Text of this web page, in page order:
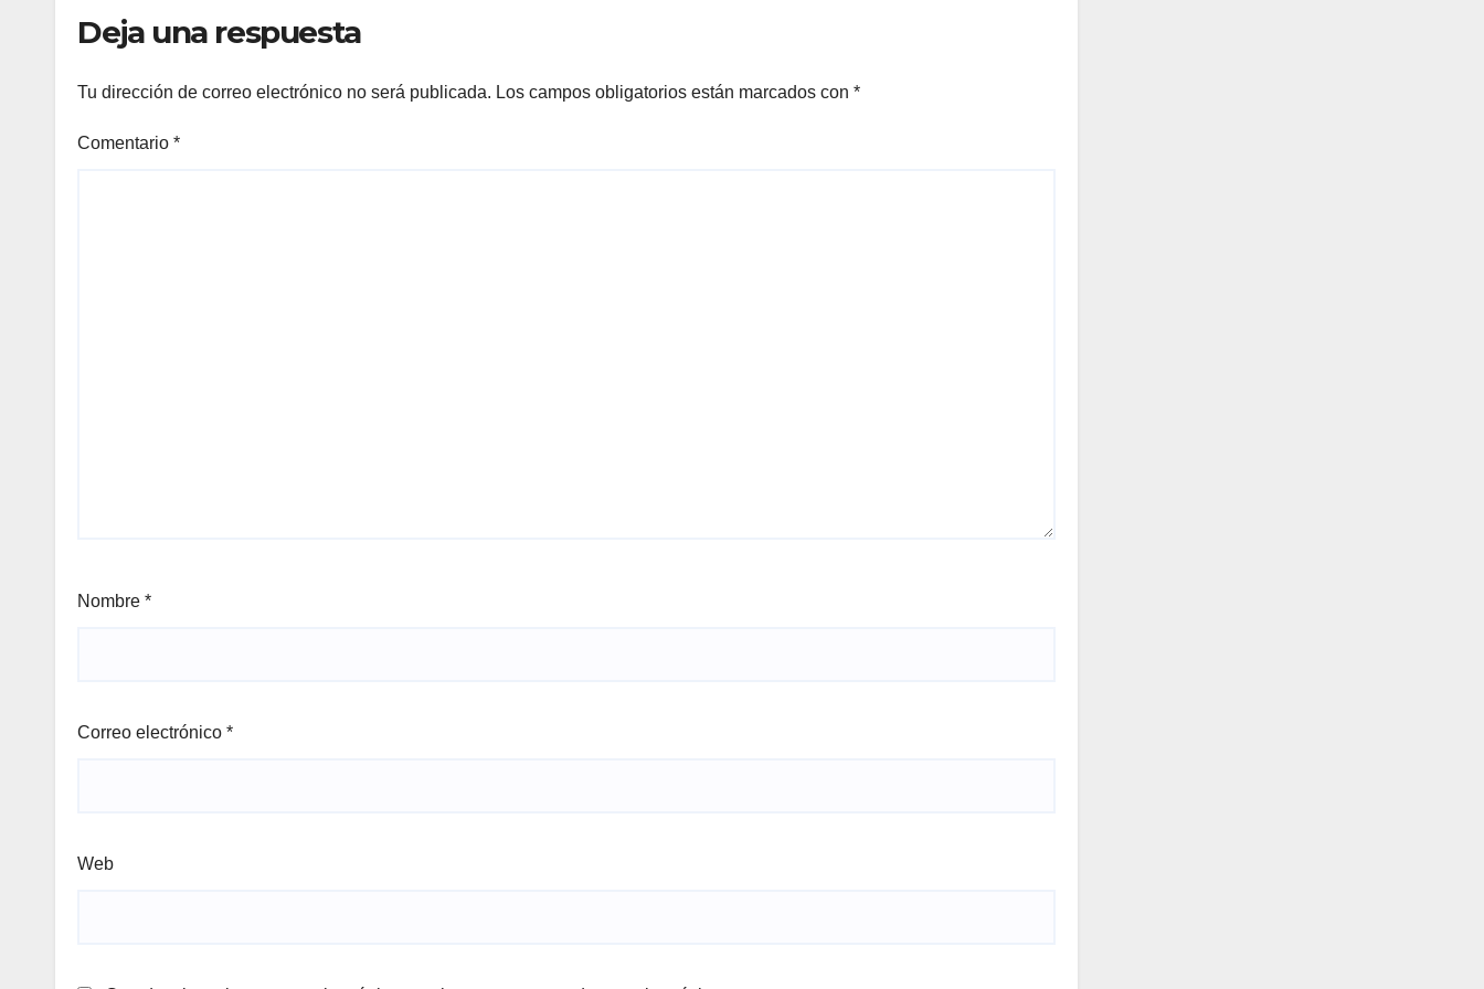
Deja una respuesta
Tu dirección de correo electrónico no será publicada. Los campos obligatorios están marcados con *
Comentario *
Nombre *
Correo electrónico *
Web